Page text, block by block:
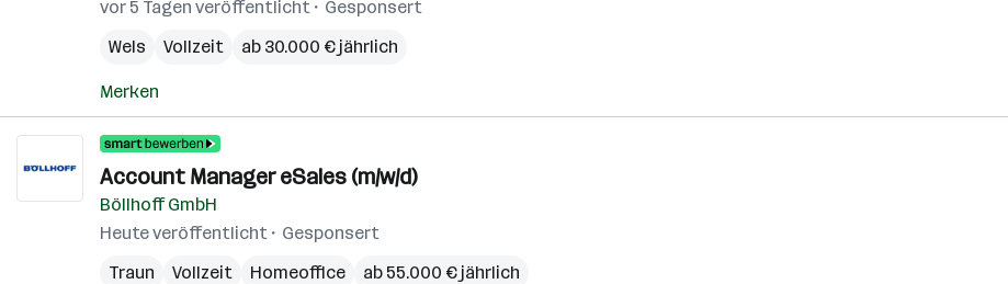
vor 5 Tagen veröffentlicht
Gesponsert
Wels
Vollzeit ab 30.000 € jährlich
Merken
Account Manager eSales (m/w/d)
Böllhoff GmbH
Heute veröffentlicht
Gesponsert
Traun
Vollzeit Homeoffice ab 55.000 € jährlich